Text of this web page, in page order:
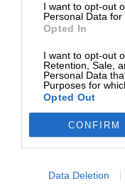
I want to opt-out
Personal Data for
Opted In
I want to opt-out
Retention, Sale,
Personal Data
Purposes for
Opted Out
CONFIRM
Data Deletion
centrum danych,
firmowej, plików
branżach.
Serwer Dell
najbardziej
Dell PowerEdge.
masowej:
Typ:
Monitor
Typ monitora:
Sterownik grafiki
Procesor